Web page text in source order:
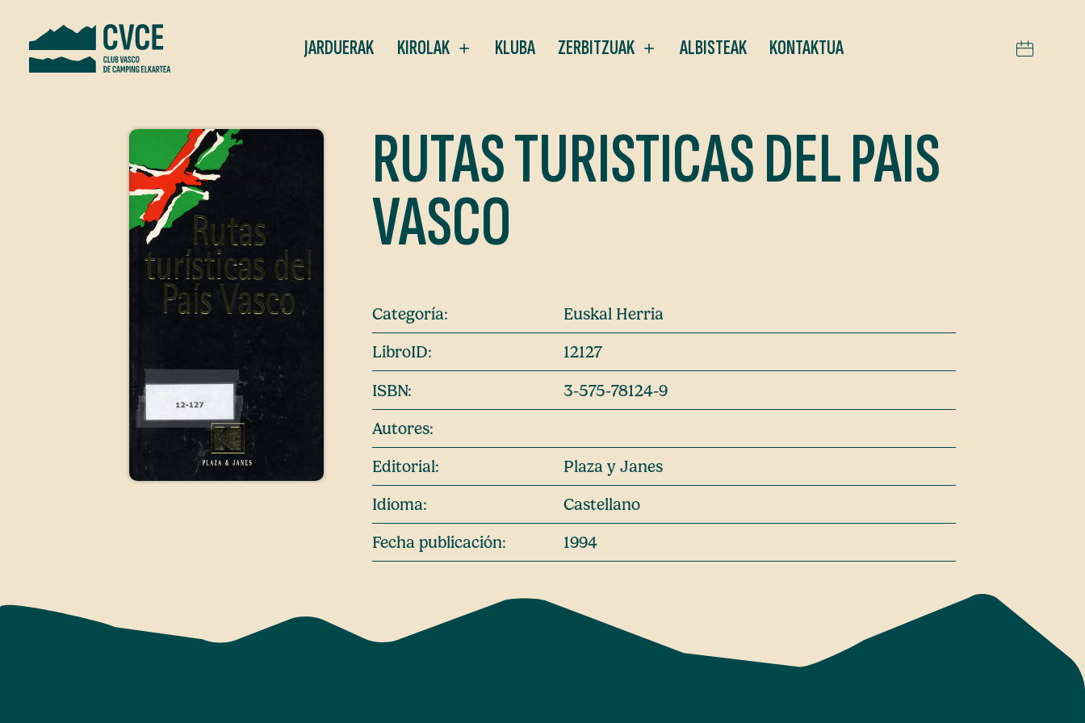
JARDUERAK KIROLAK KLUBA ZERBITZUAK ALBISTEAK KONTAKTUA
RUTAS TURISTICAS DEL PAIS
VASCO
Categoría:
Euskal Herria
LibroID:
12127
ISBN:
3-575-78124-9
Autores:
Editorial:
Plaza y Janes
Idioma:
Castellano
Fecha publicación:
1994